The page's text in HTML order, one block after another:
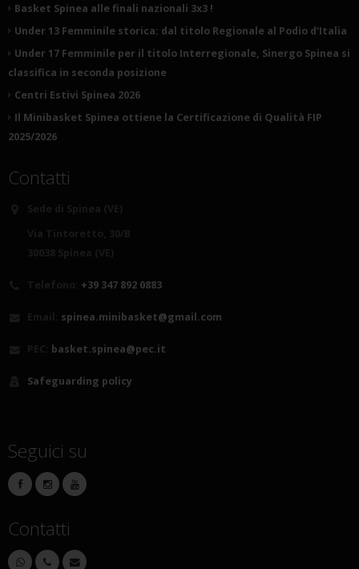
Basket Spinea alle finali nazionali 3x3 !
Under 13 Femminile storica: dal titolo Regionale al Podio d'Italia
Under 17 Femminile per il titolo Interregionale, Sinergo Spinea si
classifica in seconda posizione
Centri Estivi Spinea 2026
Il Minibasket Spinea ottiene la Certificazione di Qualità FIP
2025/2026
Contatti
+39 347 892 0883
spinea.minibasket@gmail.com
basket.spinea@pec.it
Safeguarding policy
Seguici su
Contatti